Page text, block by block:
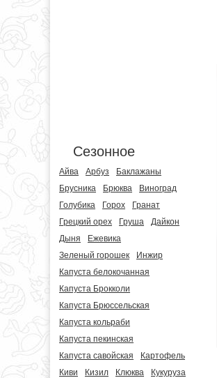
Сезонное
Айва Арбуз
Баклажаны
Брусника
Брюква
Виноград
Голубика
Горох
Гранат
Грецкий орех
Груша
Дайкон
Дыня
Ежевика
Зеленый горошек
Инжир
Капуста белокочанная
Капуста Брокколи
Капуста Брюссельская
Капуста кольраби
Капуста пекинская
Капуста савойская
Картофель
Киви
Кизил Клюква
Кукуруза